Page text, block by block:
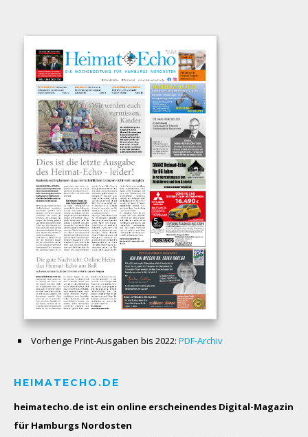
Vorherige Print-Ausgaben bis 2022: PDF-Archiv
HEIMATECHO.DE
heimatecho.de ist ein online erscheinendes Digital-Magazin
für Hamburgs Nordosten